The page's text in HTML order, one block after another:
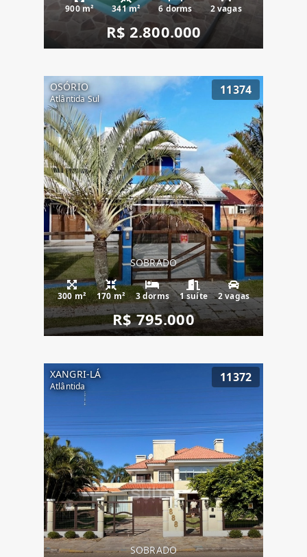
900 m² 341 m² 6 dorms 2 vagas
R$ 2.800.000
OSÓRIO
Atlântida Sul
11374
SOBRADO
300 m² 170 m² 3 dorms 1 suíte 2 vagas
R$ 795.000
XANGRI-LÁ
Atlântida
11372
SOBRADO